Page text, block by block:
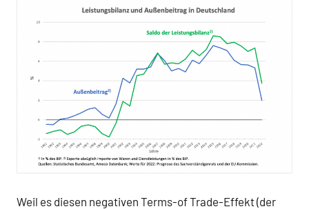
Weil es diesen negativen Terms-of Trade-Effekt (der